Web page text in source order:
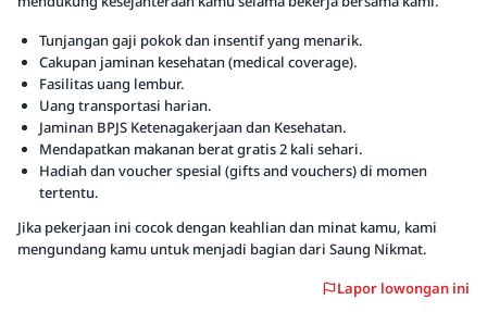
Tunjangan gaji pokok dan insentif yang menarik.
Cakupan jaminan kesehatan (medical coverage).
Fasilitas uang lembur.
Uang transportasi harian.
Jaminan BPJS Ketenagakerjaan dan Kesehatan.
Mendapatkan makanan berat gratis 2 kali sehari.
Hadiah dan voucher spesial (gifts and vouchers) di momen
tertentu.
Jika pekerjaan ini cocok dengan keahlian dan minat kamu, kami
mengundang kamu untuk menjadi bagian dari Saung Nikmat.
Lapor lowongan ini